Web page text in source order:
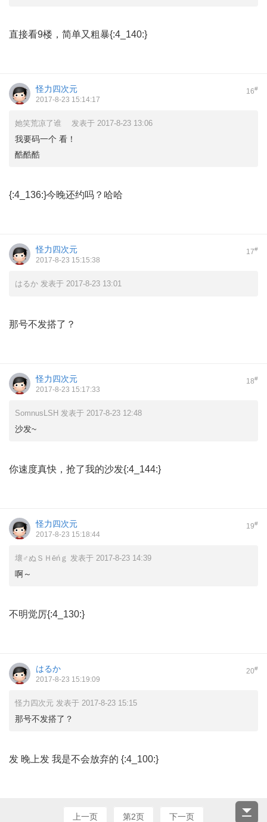
直接看9楼，简单又粗暴{:4_140:}
16#
怪力四次元
2017-8-23 15:14:17
她笑荒凉了谁ゝ 发表于 2017-8-23 13:06
我要码一个 看！
酷酷酷
{:4_136:}今晚还约吗？哈哈
17#
怪力四次元
2017-8-23 15:15:38
はるか 发表于 2017-8-23 13:01
那号不发搭了？
18#
怪力四次元
2017-8-23 15:17:33
SomnusLSH 发表于 2017-8-23 12:48
沙发~
你速度真快，抢了我的沙发{:4_144:}
19#
怪力四次元
2017-8-23 15:18:44
壞♂ぬＳＨēńｇ 发表于 2017-8-23 14:39
啊～
不明觉厉{:4_130:}
20#
はるか
2017-8-23 15:19:09
怪力四次元 发表于 2017-8-23 15:15
那号不发搭了？
发 晚上发 我是不会放弃的 {:4_100:}
上一页 第2页 下一页